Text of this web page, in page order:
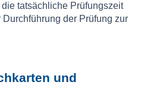
tatsächliche Prüfungszeit
der Prüfung zur
und